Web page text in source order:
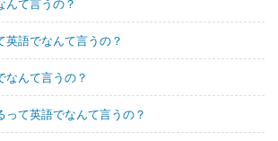
んて言うの？
英語でなんて言うの？
なんて言うの？
て英語でなんて言うの？